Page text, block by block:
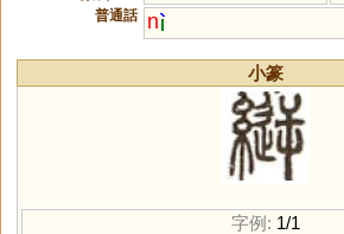
普通話
n
小篆
字例: 1/1